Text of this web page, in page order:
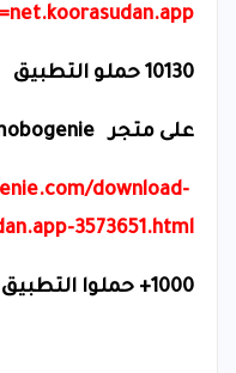
10130 حملو التطبيق
على متجرmobogenie
download-
3573651.html
1000+ حملوا التطبيق